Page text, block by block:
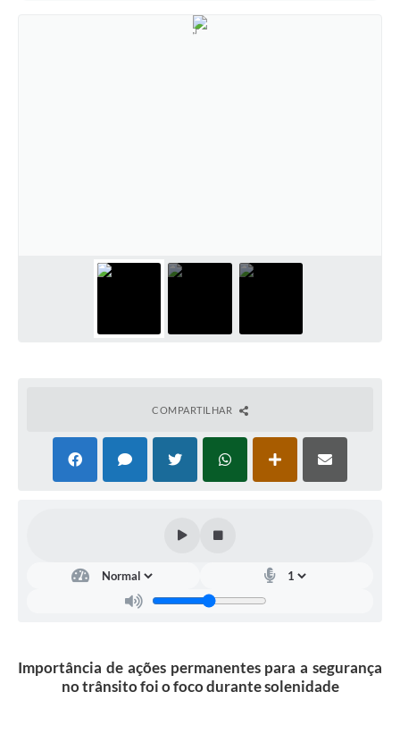
COMPARTILHAR
Importância de ações permanentes para a segurança
no trânsito foi o foco durante solenidade